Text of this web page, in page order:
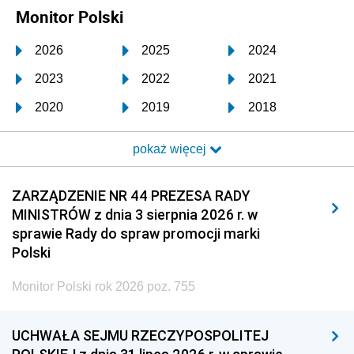
Monitor Polski
2026 2025 2024
2023 2022 2021
2020 2019 2018
2017 2016 2015
2014 2013 2012
2011 2010 2009
2008 2007 2006
2005
1996 1995 1994
pokaż więcej
ZARZĄDZENIE NR 44 PREZESA RADY
MINISTRÓW z dnia 3 sierpnia 2026 r. w
sprawie Rady do spraw promocji marki
Polski
Monitor Polski rok 2026 poz. 755
UCHWAŁA SEJMU RZECZYPOSPOLITEJ